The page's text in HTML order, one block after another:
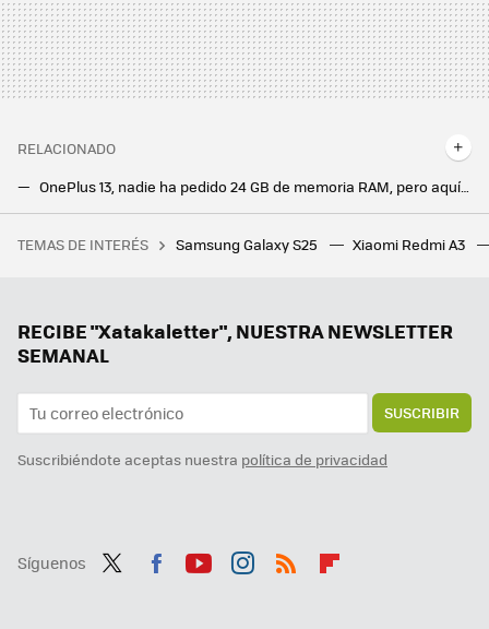
RELACIONADO
OnePlus 13, nadie ha pedido 24 GB de memoria RAM, pero aquí están. Todo un derroche de potencia con la guinda puesta en las cámaras
Unos científicos lanzaron una vaca a las profundidades del Mar de China. Descubrieron a ocho invitados inesperados al festín
TEMAS DE INTERÉS Samsung Galaxy S25 Xiaomi Redmi A3
RECIBE "Xatakaletter", NUESTRA NEWSLETTER
SEMANAL
SUSCRIBIR
Suscribiéndote aceptas nuestra política de privacidad
Síguenos